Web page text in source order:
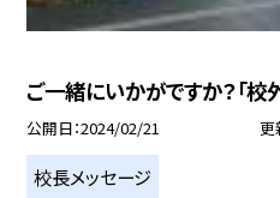
ご一緒にいかがですか？「
公開日 2024/02/21 更
校長メッセージ